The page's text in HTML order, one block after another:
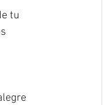
tu